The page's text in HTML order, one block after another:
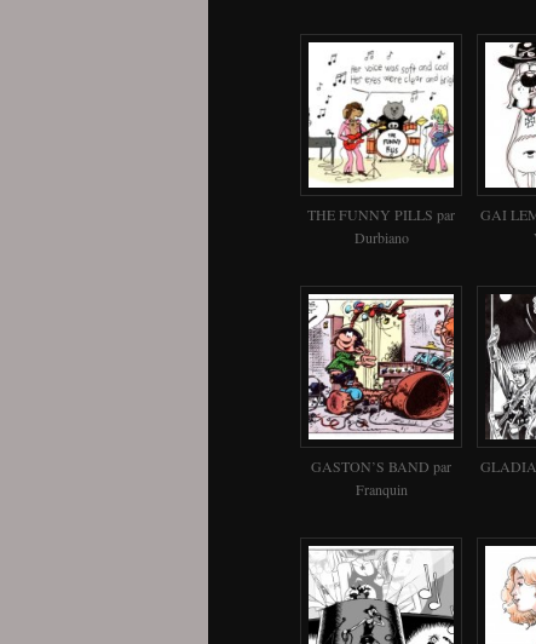
THE FUNNY PILLS par
Durbiano
GAI
GASTON’S BAND par
Franquin